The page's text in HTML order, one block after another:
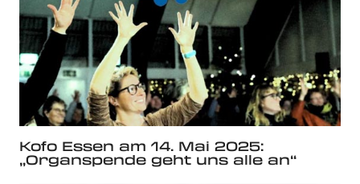
Kofo Essen am 14. Mai 2025:
„Organspende geht uns alle an“